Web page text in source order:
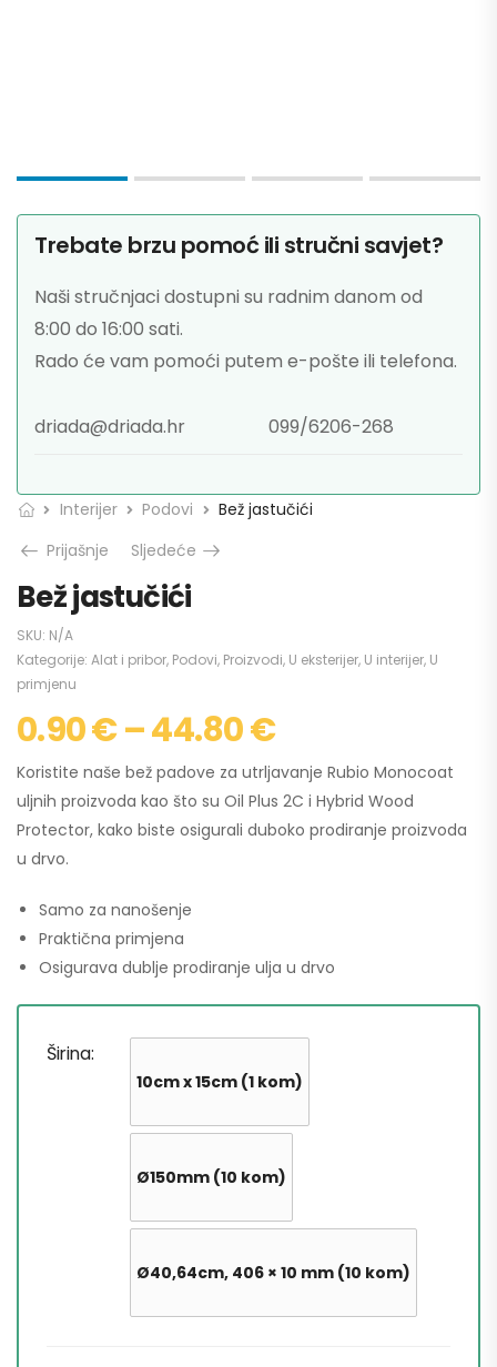
Trebate brzu pomoć ili stručni savjet?
Naši stručnjaci dostupni su radnim danom od
8:00 do 16:00 sati.
Rado će vam pomoći putem e-pošte ili telefona.
driada@driada.hr 099/6206-268
Interijer Podovi
Bež jastučići
Prijašnje
Sljedeće
Bež jastučići
SKU: N/A
Kategorije: Alat i pribor, Podovi, Proizvodi, U eksterijer, U interijer, U
primjenu
0.90€–44.80€
Koristite naše bež padove za utrljavanje Rubio Monocoat
uljnih proizvoda kao što su Oil Plus 2C i Hybrid Wood
Protector, kako biste osigurali duboko prodiranje proizvoda
u drvo.
Samo za nanošenje
Praktična primjena
Osigurava dublje prodiranje ulja u drvo
Širina
10cm x 15cm (1 kom)
Ø150mm (10 kom)
Ø40,64cm, 406 × 10 mm (10 kom)